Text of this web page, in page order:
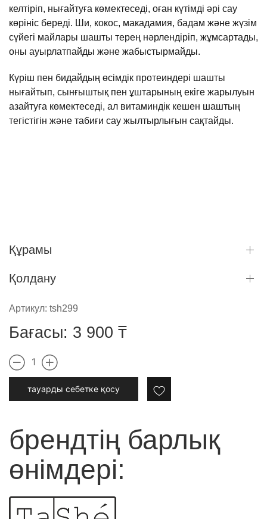
келтіріп, нығайтуға көмектеседі, оған күтімді әрі сау
көрініс береді. Ши, кокос, макадамия, бадам және жүзім
сүйегі майлары шашты терең нәрлендіріп, жұмсартады,
оны ауырлатпайды және жабыстырмайды.
Күріш пен бидайдың өсімдік протеиндері шашты
нығайтып, сынғыштық пен ұштарының екіге жарылуын
азайтуға көмектеседі, ал витаминдік кешен шаштың
тегістігін және табиғи сау жылтырлығын сақтайды.
Құрамы
Қолдану
Артикул: tsh299
Бағасы: 3 900 ₸
1
тауарды cебетке қосу
брендтің барлық
өнімдері: